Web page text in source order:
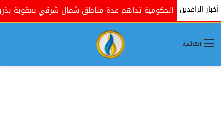
أخبار الرافدين
القوات الحكومية تداهم عدة مناطق شمال شرقي بعقوبة بذريعة
القائمة